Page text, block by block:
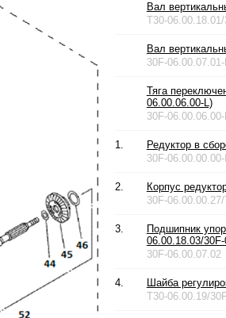
Вал
T30-
Вал
30F-06.00.07.01-
Тяга
06.00.06.00-L)
30F-06.00.06.00-
1.
Редуктор в
30F-06.00.00.00-I
2.
Корпус
30F-
3.
Подшипник
06.00.18.03/
30F-06.00.07.02
4.
Шайба
T30-06.00.19/